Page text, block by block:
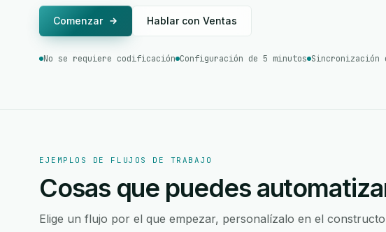
Comenzar Hablar con Ventas
No se requiere codificación Configuración de 5 minutos Sincronización
EJEMPLOS DE FLUJOS DE TRABAJO
Cosas que puedes
Elige un flujo por el que empezar, personalízalo en el